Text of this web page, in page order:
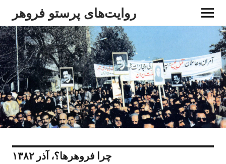
روایت‌های پرستو فروهر
چرا فروهرها؟، آذر ۱۳۸۲